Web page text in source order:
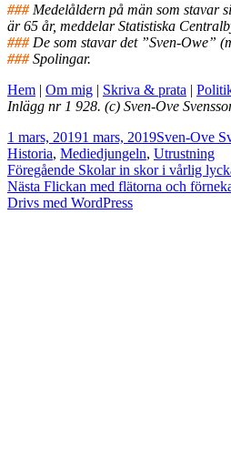
### Medelåldern på män som stavar
är 65 år, meddelar Statistiska
###De som stavar det ”Sven-Owe”
###Spolingar.
Hem | Om mig | Skriva & prata |
Inlägg nr 1 928. (c) Sven-Ove
Postat
1 mars, 20191 mars, 2019Författare
Sven-Ove
Historia, Mediedjungeln, Utrustning
Inläggsnavigering
Föregående Föregående
inlägg:
Skolar in skor i vårlig
Nästa Nästa
inlägg:
Flickan med flätorna och
Drivs med WordPress